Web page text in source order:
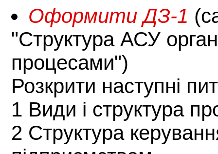
Оформити ДЗ-1
"Структура АСУ
процесами")
Розкрити наступні
1 Види і структура
2 Структура